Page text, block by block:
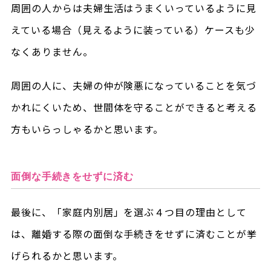
周囲の人からは夫婦生活はうまくいっているように見
えている場合（見えるように装っている）ケースも少
なくありません。
周囲の人に、夫婦の仲が険悪になっていることを気づ
かれにくいため、世間体を守ることができると考える
方もいらっしゃるかと思います。
面倒な手続きをせずに済む
最後に、「家庭内別居」を選ぶ４つ目の理由として
は、離婚する際の面倒な手続きをせずに済むことが挙
げられるかと思います。